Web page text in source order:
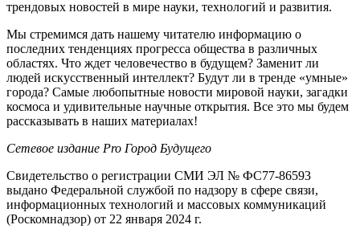
трендовых новостей в мире науки, технологий и развития.
Мы стремимся дать нашему читателю информацию о
последних тенденциях прогресса общества в различных
областях. Что ждет человечество в будущем? Заменит ли
людей искусственный интеллект? Будут ли в тренде «умные»
города? Самые любопытные новости мировой науки, загадки
космоса и удивительные научные открытия. Все это мы будем
рассказывать в наших материалах!
Сетевое издание Pro Город Будущего
Свидетельство о регистрации СМИ ЭЛ № ФС77-86593
выдано Федеральной службой по надзору в сфере связи,
информационных технологий и массовых коммуникаций
(Роскомнадзор) от 22 января 2024 г.